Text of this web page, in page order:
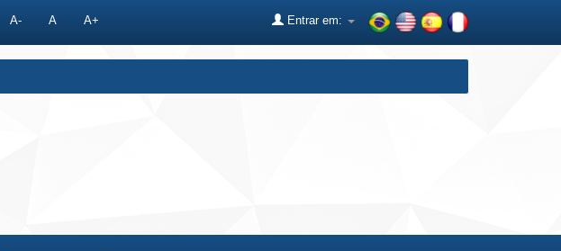
A- A A+ Entrar em: